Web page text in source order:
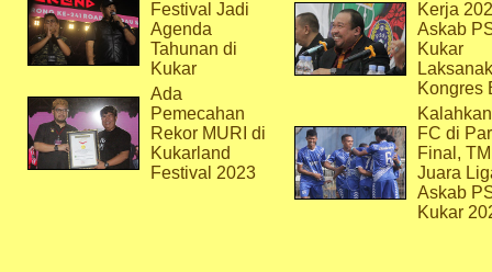
Festival Jadi
Agenda
Tahunan di
Kukar
Ada
Pemecahan
Rekor MURI di
Kukarland
Festival 2023
Kerja
Askab
Kukar
Kongres
FC di
Final,
Juara
Askab
Kukar